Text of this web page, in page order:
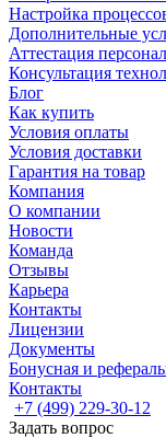
Настройка
Дополнительные
Аттестация
Консультация
Блог
Как купить
Условия оплаты
Условия доставки
Гарантия на товар
Компания
О компании
Новости
Команда
Отзывы
Карьера
Контакты
Лицензии
Документы
Бонусная и
Контакты
+7 (499) 229-30-12
Задать вопрос